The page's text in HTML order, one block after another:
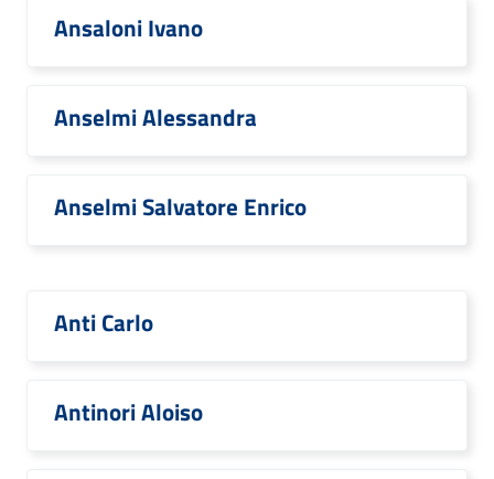
Ansaloni Ivano
Anselmi Alessandra
Anselmi Salvatore Enrico
Anti Carlo
Antinori Aloiso